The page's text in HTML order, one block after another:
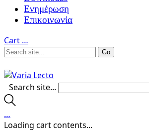
Ενημέρωση
Επικοινωνία
Cart …
Search site...
…
Loading cart contents...